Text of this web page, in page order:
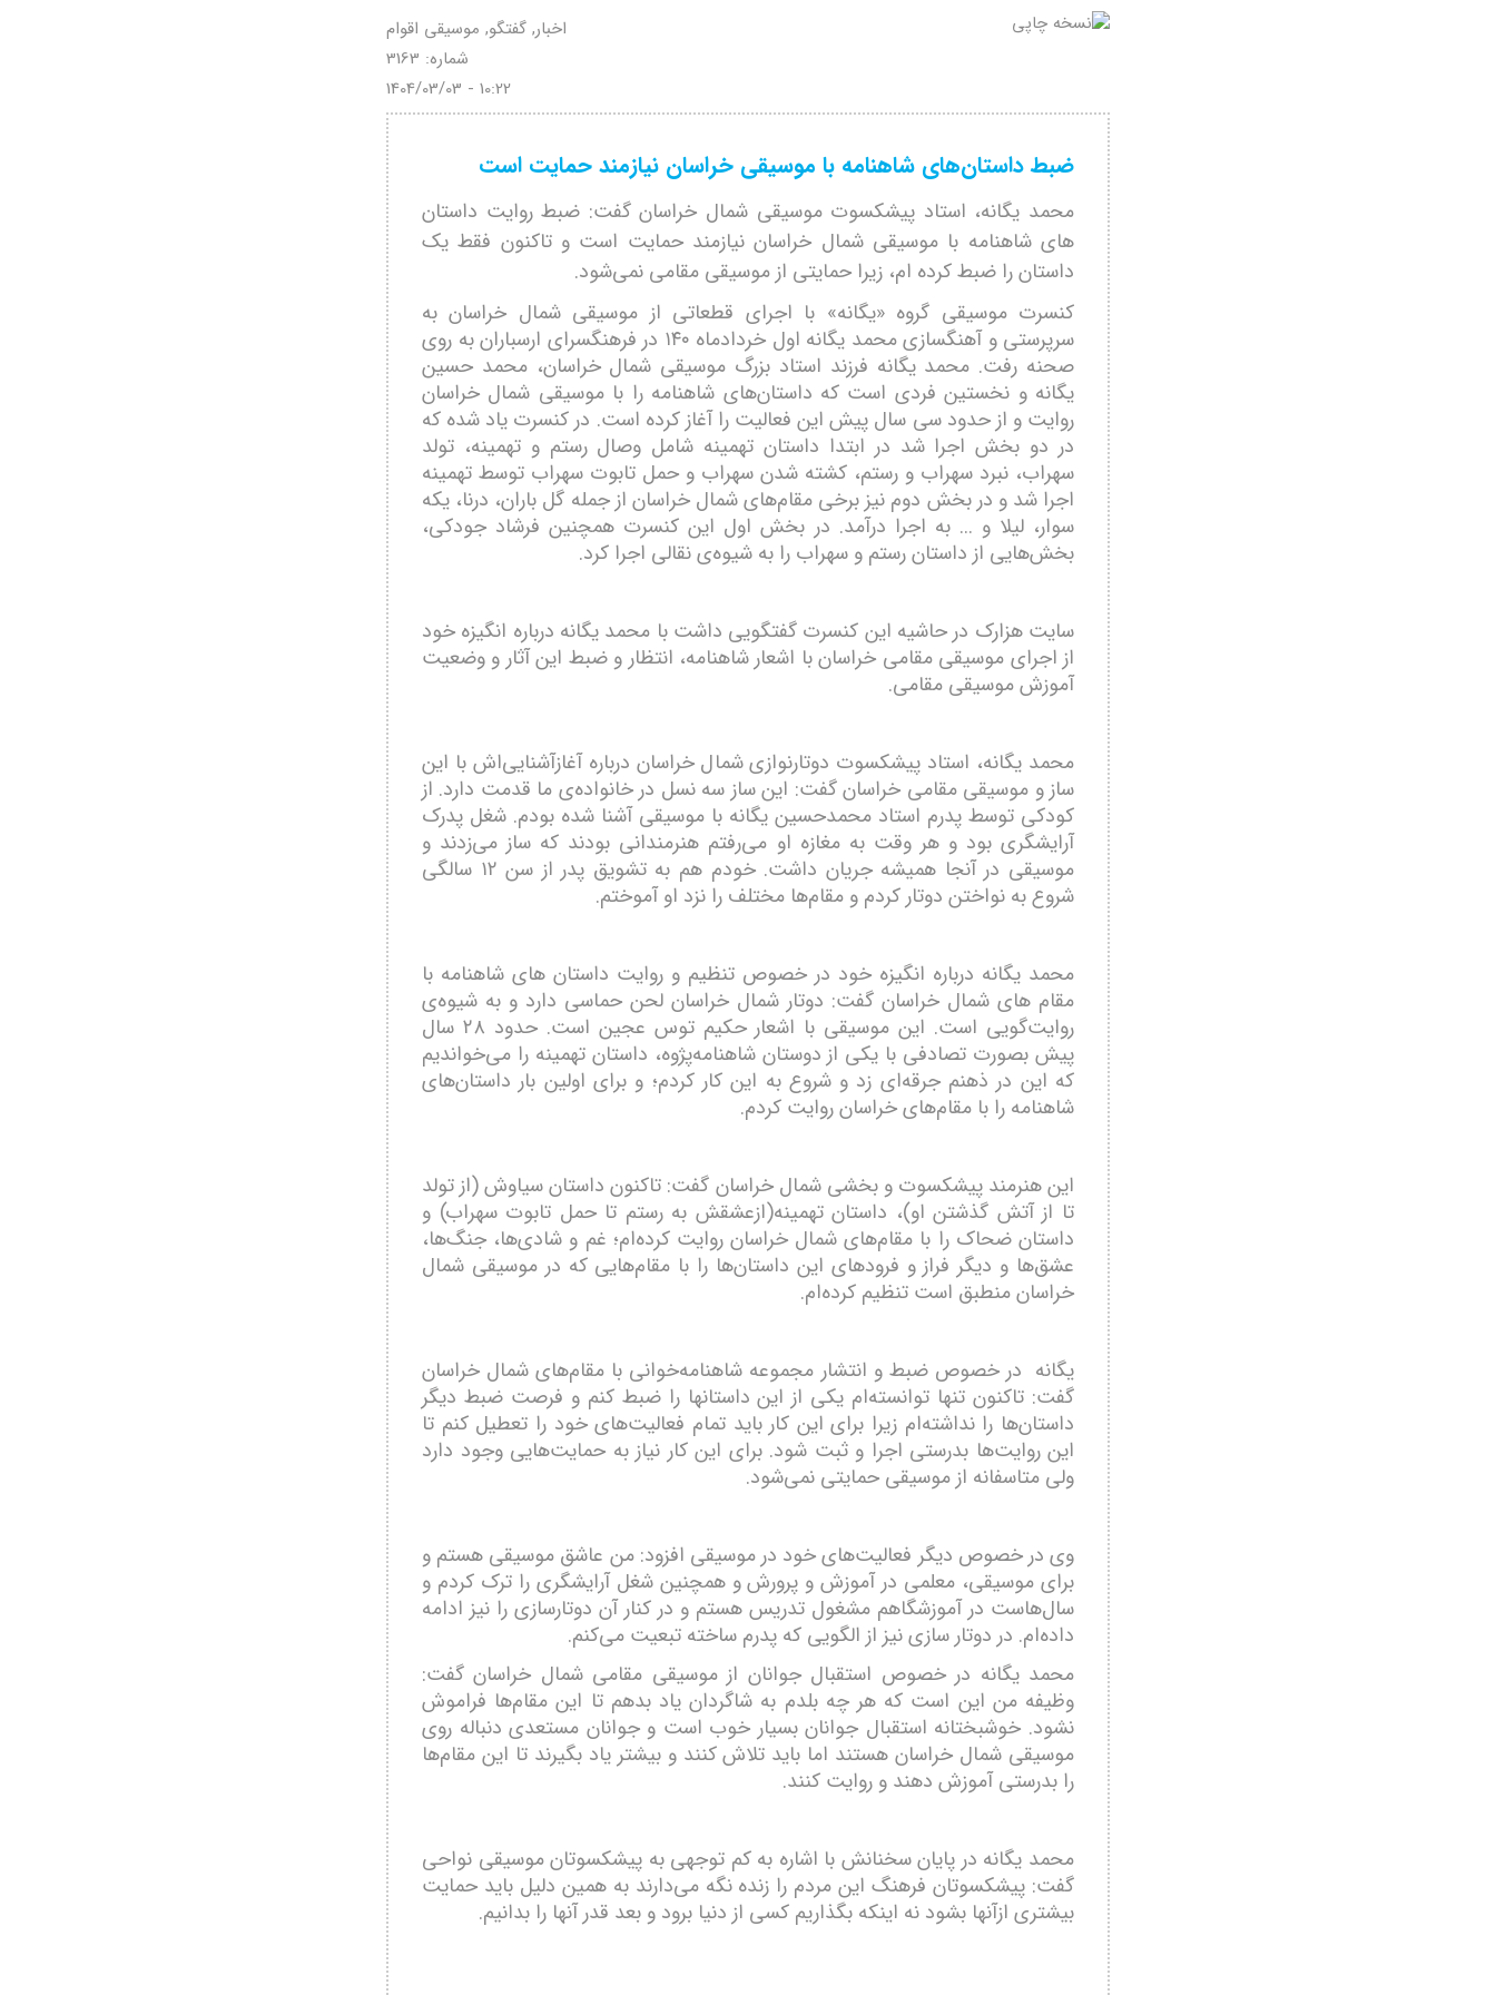
اخبار, گفتگو, موسیقی اقوام
شماره: 3163
1404/03/03 - 10:22
ضبط داستان‌های شاهنامه با موسیقی خراسان نیازمند حمایت است
محمد یگانه، استاد پیشکسوت موسیقی شمال خراسان گفت: ضبط روایت داستان
های شاهنامه با موسیقی شمال خراسان نیازمند حمایت است و تاکنون فقط یک
داستان را ضبط کرده ام، زیرا حمایتی از موسیقی مقامی نمی‌شود.
کنسرت موسیقی گروه «یگانه» با اجرای قطعاتی از موسیقی شمال خراسان به
سرپرستی و آهنگسازی محمد یگانه اول خردادماه ۱۴۰ در فرهنگسرای ارسباران به روی
صحنه رفت. محمد یگانه فرزند استاد بزرگ موسیقی شمال خراسان، محمد حسین
یگانه و نخستین فردی است که داستان‌های شاهنامه را با موسیقی شمال خراسان
روایت و از حدود سی سال پیش این فعالیت را آغاز کرده‌ ‌است. در کنسرت یاد شده که
در دو بخش اجرا شد در ابتدا داستان تهمینه شامل وصال رستم و تهمینه، تولد
سهراب، نبرد سهراب و رستم، کشته شدن سهراب و حمل تابوت سهراب توسط تهمینه
اجرا شد و در بخش دوم نیز برخی مقام‌های شمال خراسان از جمله گل باران، درنا، یکه
سوار، لیلا و ... به اجرا درآمد. در بخش اول این کنسرت همچنین فرشاد جودکی،
بخش‌هایی از داستان رستم و سهراب را به شیوه‌ی نقالی اجرا کرد.
سایت هزارک در حاشیه این کنسرت گفتگویی داشت با محمد یگانه درباره انگیزه خود
از اجرای موسیقی مقامی خراسان با اشعار شاهنامه، انتظار و ضبط این آثار و وضعیت
آموزش موسیقی مقامی.
محمد یگانه، استاد پیشکسوت دوتارنوازی شمال خراسان درباره آغازآشنایی‌اش با این
ساز و موسیقی مقامی خراسان گفت: این ساز سه نسل در خانواده‌ی ما قدمت دارد. از
کودکی توسط پدرم استاد محمدحسین یگانه با موسیقی آشنا شده بودم. شغل پدرک
آرایشگری بود و هر وقت به مغازه او می‌رفتم هنرمندانی بودند که ساز می‌زدند و
موسیقی در آنجا همیشه جریان داشت. خودم هم به تشویق پدر از سن ۱۲ سالگی
شروع به نواختن دوتار کردم و مقام‌ها مختلف را نزد او آموختم.
محمد یگانه درباره انگیزه خود در خصوص تنظیم و روایت داستان های شاهنامه با
مقام های شمال خراسان گفت: دوتار شمال خراسان لحن حماسی دارد و به شیوه‌ی
روایت‌گویی است. این موسیقی با اشعار حکیم توس عجین است. حدود ۲۸ سال
پیش بصورت تصادفی با یکی از دوستان شاهنامه‌پژوه، داستان تهمینه را می‌خواندیم
که این در ذهنم جرقه‌ای زد و شروع به این کار کردم؛ و برای اولین بار داستان‌های
شاهنامه را با مقام‌های خراسان روایت کردم.
این هنرمند پیشکسوت و بخشی شمال خراسان گفت: تاکنون داستان سیاوش (از تولد
تا از آتش گذشتن او)، داستان تهمینه(ازعشقش به رستم تا حمل تابوت سهراب) و
داستان ضحاک را با مقام‌های شمال خراسان روایت کرده‌ام؛ غم و شادی‌ها، جنگ‌ها،
عشق‌ها و دیگر فراز و فرودهای این داستان‌ها را با مقام‌هایی که در موسیقی شمال
خراسان منطبق است تنظیم کرده‌ام.
یگانه در خصوص ضبط و انتشار مجموعه شاهنامه‌خوانی با مقام‌های شمال خراسان
گفت: تاکنون تنها توانسته‌ام یکی از این داستانها را ضبط کنم و فرصت ضبط دیگر
داستان‌ها را نداشته‌ام زیرا برای این کار باید تمام فعالیت‌های خود را تعطیل کنم تا
این روایت‌ها بدرستی اجرا و ثبت شود. برای این کار نیاز به حمایت‌هایی وجود دارد
ولی متاسفانه از موسیقی حمایتی نمی‌شود.
وی در خصوص دیگر فعالیت‌های خود در موسیقی افزود: من عاشق موسیقی هستم و
برای موسیقی، معلمی در آموزش و پرورش و همچنین شغل آرایشگری را ترک کردم و
سال‌هاست در آموزشگاهم مشغول تدریس هستم و در کنار آن دوتارسازی را نیز ادامه
داده‌ام. در دوتار سازی نیز از الگویی که پدرم ساخته تبعیت می‌کنم.
محمد یگانه در خصوص استقبال جوانان از موسیقی مقامی شمال خراسان گفت:
وظیفه من این است که هر چه بلدم به شاگردان یاد بدهم تا این مقام‌ها فراموش
نشود. خوشبختانه استقبال جوانان بسیار خوب است و جوانان مستعدی دنباله روی
موسیقی شمال خراسان هستند اما باید تلاش کنند و بیشتر یاد بگیرند تا این مقام‌ها
را بدرستی آموزش دهند و روایت کنند.
محمد یگانه در پایان سخنانش با اشاره به کم توجهی به پیشکسوتان موسیقی نواحی
گفت: پیشکسوتان فرهنگ این مردم را زنده نگه می‌دارند به همین دلیل باید حمایت
بیشتری ازآنها بشود نه اینکه بگذاریم کسی از دنیا برود و بعد قدر آنها را بدانیم.